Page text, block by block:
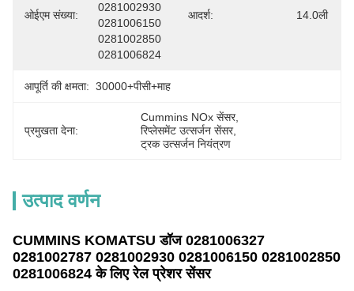
ओईएम संख्या:
0281002930
0281006150
0281002850
0281006824
आदर्श: 14.0ली
आपूर्ति की क्षमता: 30000+पीसी+माह
प्रमुखता देना:
Cummins NOx सेंसर,
रिप्लेसमेंट उत्सर्जन सेंसर,
ट्रक उत्सर्जन नियंत्रण
उत्पाद वर्णन
CUMMINS KOMATSU डॉज 0281006327
0281002787 0281002930 0281006150 0281002850
0281006824 के लिए रेल प्रेशर सेंसर